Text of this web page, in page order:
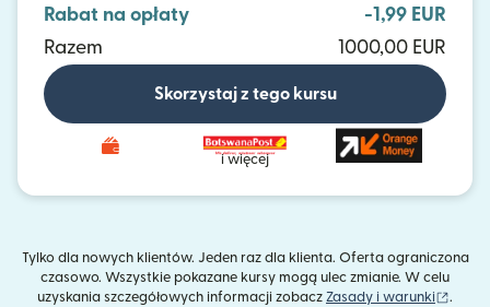
Rabat na opłaty
-1,99 EUR
Razem
1000,00 EUR
Skorzystaj z tego kursu
i więcej
Tylko dla nowych klientów. Jeden raz dla klienta. Oferta ograniczona
czasowo. Wszystkie pokazane kursy mogą ulec zmianie. W celu
uzyskania szczegółowych informacji zobacz Zasady i warunki .